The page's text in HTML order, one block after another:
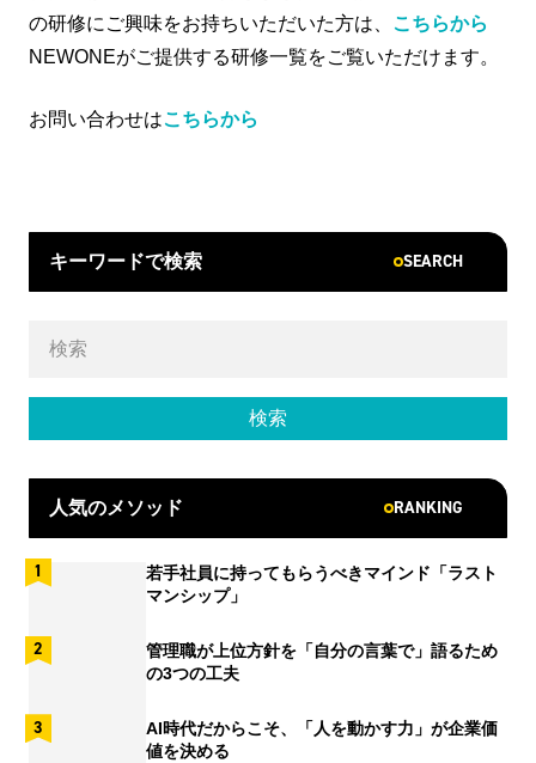
の研修にご興味をお持ちいただいた方は、 こちらから
NEWONEがご提供する研修一覧をご覧いただけます。
お問い合わせはこちらから
キーワードで検索 SEARCH
人気のメソッド RANKING
若手社員に持ってもらうべきマインド「ラスト
マンシップ」
管理職が上位方針を「自分の言葉で」語るため
の3つの工夫
AI時代だからこそ、「人を動かす力」が企業価
値を決める